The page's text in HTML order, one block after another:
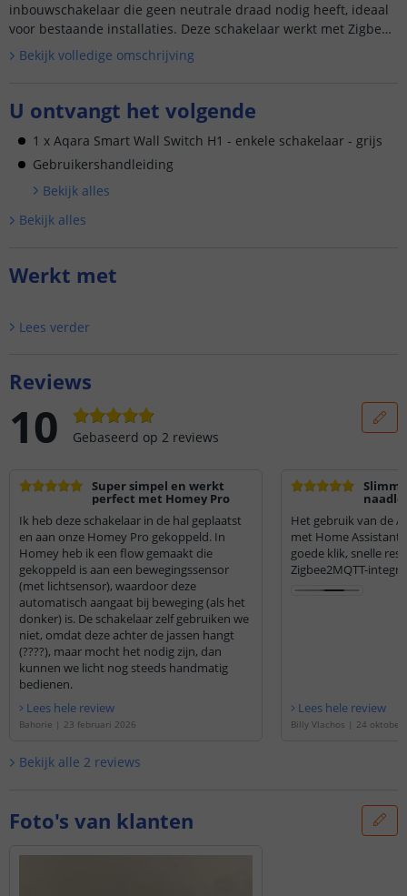
inbouwschakelaar die geen neutrale draad nodig heeft, ideaal
voor bestaande installaties. Deze schakelaar werkt met Zigbee
3.0 en is compatibel met de Aqara app, wat naadloze integratie
in uw s...
Bekijk volledige omschrijving
U ontvangt het volgende
1 x Aqara Smart Wall Switch H1 - enkele schakelaar - grijs
Gebruikershandleiding
Bekijk alles
Bekijk alles
Werkt met
Lees verder
Reviews
10 Gebaseerd op 2 reviews
Super simpel en werkt
perfect met Homey Pro
Ik heb deze schakelaar in de hal geplaatst
en aan onze Homey Pro gekoppeld. In
Homey heb ik een flow gemaakt die
gekoppeld is aan een bewegingssensor
(met lichtsensor), waardoor deze
automatisch aangaat bij beweging (als het
donker) is. De schakelaar zelf gebruiken we
niet, omdat deze achter de jassen hangt
(????), maar mocht het nodig zijn, dan
kunnen we licht nog steeds handmatig
bedienen.
Lees hele review
Bahorie | 23 februari 2026
Het gebruik van de
met Home
goede klik, snelle
Zigbee2MQTT-
Lees hele review
Billy Vlachos | 24 oktober
Bekijk alle 2 reviews
Foto's van klanten